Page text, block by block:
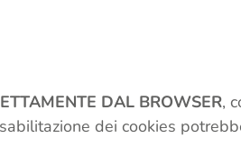
DAL BROWSER,
dei cookies